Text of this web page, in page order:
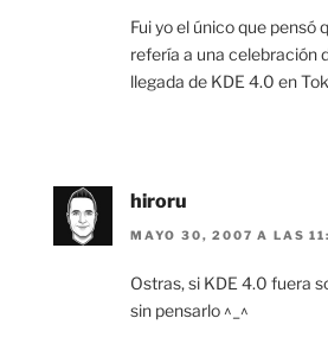
Fui yo el único que pensó
refería a una celebración
llegada de KDE 4.0 en
hiroru
MAYO 30, 2007 A LAS
Ostras, si KDE 4.0 fuera
sin pensarlo ^_^